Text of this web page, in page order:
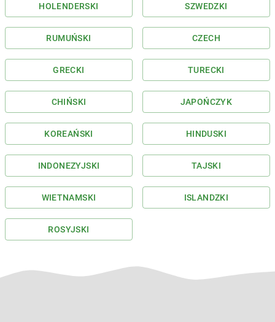
HOLENDERSKI SZWEDZKI
RUMUŃSKI CZECH
GRECKI TURECKI
CHIŃSKI JAPOŃCZYK
KOREAŃSKI HINDUSKI
INDONEZYJSKI TAJSKI
WIETNAMSKI ISLANDZKI
ROSYJSKI